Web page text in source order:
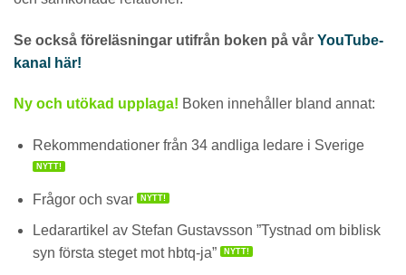
Se också föreläsningar utifrån boken på vår YouTube-
kanal här!
Ny och utökad upplaga! Boken innehåller bland annat:
Rekommendationer från 34 andliga ledare i Sverige
NYTT!
Frågor och svar NYTT!
Ledarartikel av Stefan Gustavsson ”Tystnad om biblisk
syn första steget mot hbtq-ja”
NYTT!